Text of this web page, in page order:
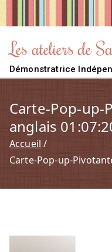
au
contenu
Les ateliers de
Démonstratrice
Carte-Pop-up-
anglais
Accueil
Carte-Pop-up-